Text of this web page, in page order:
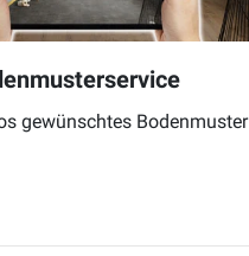
gewünschtes Bodenmuster